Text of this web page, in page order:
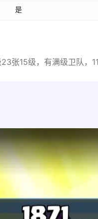
是
张15级，有满级卫队